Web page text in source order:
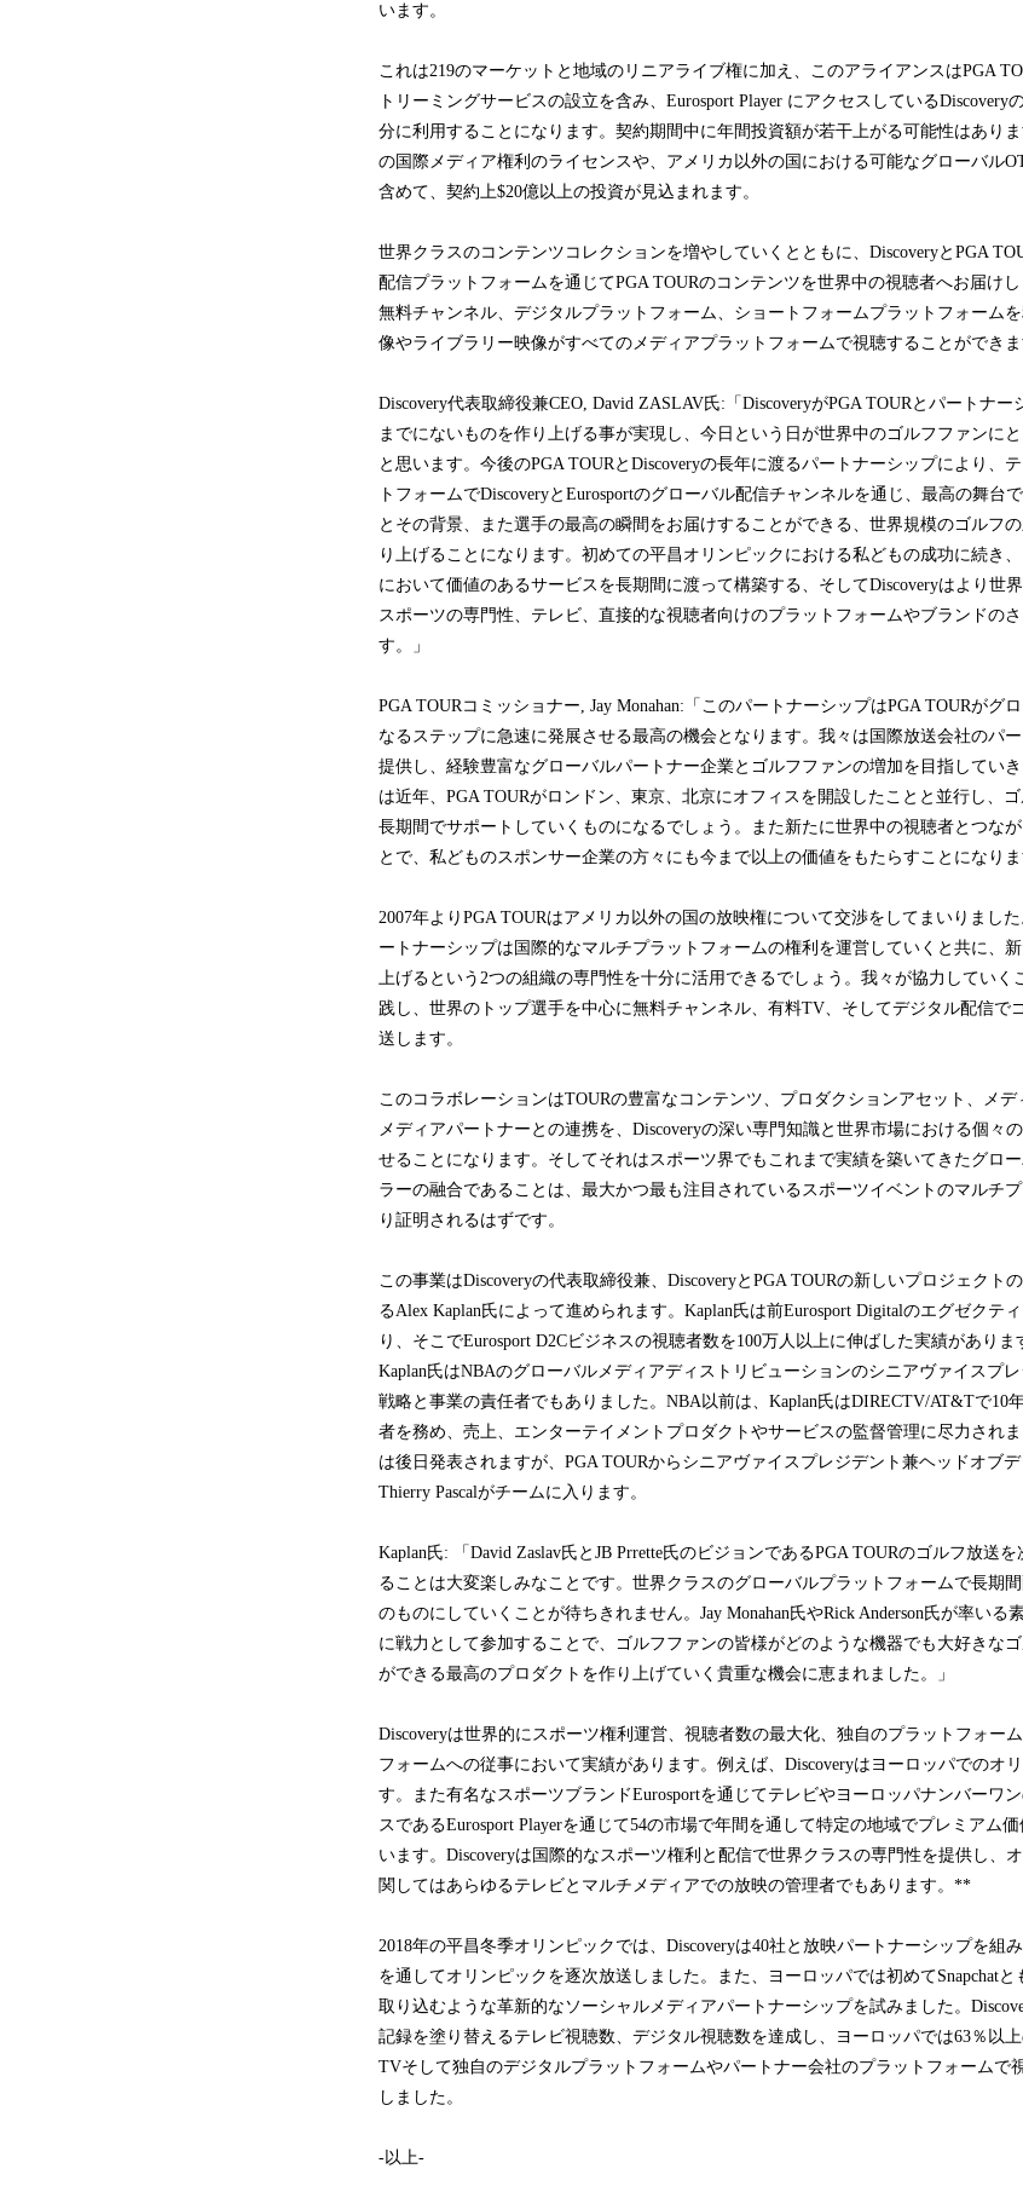
います。
これは219のマーケットと地域のリニアライブ権に加え、このアライアンスはPGA
トリーミングサービスの設立を含み、Eurosport Player にアクセスしているDiscovery
分に利用することになります。契約期間中に年間投資額が若干上がる可能性はありま
の国際メディア権利のライセンスや、アメリカ以外の国における可能なグローバル
含めて、契約上$20億以上の投資が見込まれます。
世界クラスのコンテンツコレクションを増やしていくとともに、DiscoveryとPGA
配信プラットフォームを通じてPGA TOURのコンテンツを世界中の視聴者へお届け
無料チャンネル、デジタルプラットフォーム、ショートフォームプラットフォーム
像やライブラリー映像がすべてのメディアプラットフォームで視聴することができま
Discovery代表取締役兼CEO, David ZASLAV氏:「DiscoveryがPGA TOURとパートナ
までにないものを作り上げる事が実現し、今日という日が世界中のゴルフファンに
と思います。今後のPGA TOURとDiscoveryの長年に渡るパートナーシップにより、
トフォームでDiscoveryとEurosportのグローバル配信チャンネルを通じ、最高の舞台
とその背景、また選手の最高の瞬間をお届けすることができる、世界規模のゴルフ
り上げることになります。初めての平昌オリンピックにおける私どもの成功に続き
において価値のあるサービスを長期間に渡って構築する、そしてDiscoveryはより世
スポーツの専門性、テレビ、直接的な視聴者向けのプラットフォームやブランドの
す。」
PGA TOURコミッショナー, Jay Monahan:「このパートナーシップはPGA TOURがグ
なるステップに急速に発展させる最高の機会となります。我々は国際放送会社のパ
提供し、経験豊富なグローバルパートナー企業とゴルフファンの増加を目指してい
は近年、PGA TOURがロンドン、東京、北京にオフィスを開設したことと並行し、
長期間でサポートしていくものになるでしょう。また新たに世界中の視聴者とつな
とで、私どものスポンサー企業の方々にも今まで以上の価値をもたらすことになりま
2007年よりPGA TOURはアメリカ以外の国の放映権について交渉をしてまいりまし
ートナーシップは国際的なマルチプラットフォームの権利を運営していくと共に、
上げるという2つの組織の専門性を十分に活用できるでしょう。我々が協力していく
践し、世界のトップ選手を中心に無料チャンネル、有料TV、そしてデジタル配信で
送します。
このコラボレーションはTOURの豊富なコンテンツ、プロダクションアセット、メ
メディアパートナーとの連携を、Discoveryの深い専門知識と世界市場における個々
せることになります。そしてそれはスポーツ界でもこれまで実績を築いてきたグロ
ラーの融合であることは、最大かつ最も注目されているスポーツイベントのマルチ
り証明されるはずです。
この事業はDiscoveryの代表取締役兼、DiscoveryとPGA TOURの新しいプロジェクト
るAlex Kaplan氏によって進められます。Kaplan氏は前Eurosport Digitalのエグゼクテ
り、そこでEurosport D2Cビジネスの視聴者数を100万人以上に伸ばした実績がありま
Kaplan氏はNBAのグローバルメディアディストリビューションのシニアヴァイスプ
戦略と事業の責任者でもありました。NBA以前は、Kaplan氏はDIRECTV/AT&Tで10
者を務め、売上、エンターテイメントプロダクトやサービスの監督管理に尽力され
は後日発表されますが、PGA TOURからシニアヴァイスプレジデント兼ヘッドオブ
Thierry Pascalがチームに入ります。
Kaplan氏: 「David Zaslav氏とJB Prrette氏のビジョンであるPGA TOURのゴルフ放送
ることは大変楽しみなことです。世界クラスのグローバルプラットフォームで長期
のものにしていくことが待ちきれません。Jay Monahan氏やRick Anderson氏が率いる
に戦力として参加することで、ゴルフファンの皆様がどのような機器でも大好きな
ができる最高のプロダクトを作り上げていく貴重な機会に恵まれました。」
Discoveryは世界的にスポーツ権利運営、視聴者数の最大化、独自のプラットフォー
フォームへの従事において実績があります。例えば、Discoveryはヨーロッパでのオ
す。また有名なスポーツブランドEurosportを通じてテレビやヨーロッパナンバーワ
スであるEurosport Playerを通じて54の市場で年間を通して特定の地域でプレミアム
います。Discoveryは国際的なスポーツ権利と配信で世界クラスの専門性を提供し、
関してはあらゆるテレビとマルチメディアでの放映の管理者でもあります。**
2018年の平昌冬季オリンピックでは、Discoveryは40社と放映パートナーシップを組
を通してオリンピックを逐次放送しました。また、ヨーロッパでは初めてSnapchat
取り込むような革新的なソーシャルメディアパートナーシップを試みました。
記録を塗り替えるテレビ視聴数、デジタル視聴数を達成し、ヨーロッパでは63％以
TVそして独自のデジタルプラットフォームやパートナー会社のプラットフォームで
しました。
-以上-